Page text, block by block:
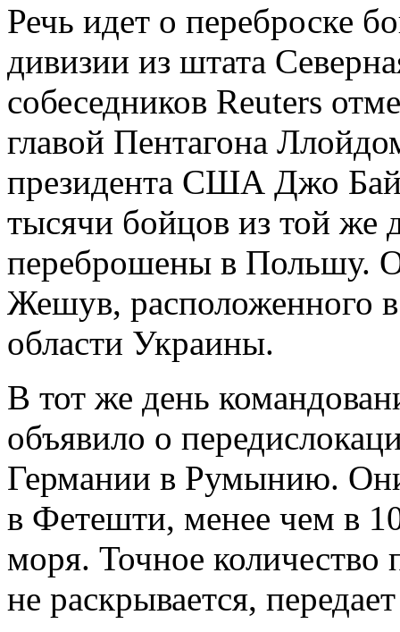
Речь идет о переброске
дивизии из штата
собеседников Reuters
главой Пентагона
президента США Джо
тысячи бойцов из той же
переброшены в Польшу.
Жешув, расположенного
области Украины.
В тот же день
объявило о
Германии в Румынию.
в Фетешти, менее чем в
моря. Точное количество
не раскрывается,